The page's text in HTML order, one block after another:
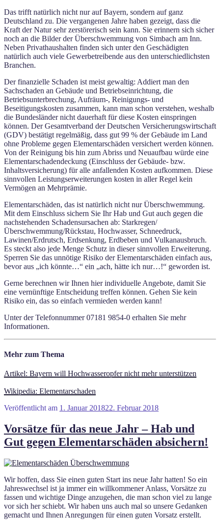
Das trifft natürlich nicht nur auf Bayern, sondern auf ganz
Deutschland zu. Die vergangenen Jahre haben gezeigt, dass die
Kraft der Natur sehr zerstörerisch sein kann. Sie erinnern sich sicher
noch an die Bilder der Überschwemmung von Simbach am Inn.
Neben Privathaushalten finden sich unter den Geschädigten
natürlich auch viele Gewerbetreibende aus den unterschiedlichsten
Branchen.
Der finanzielle Schaden ist meist gewaltig: Addiert man den
Sachschaden an Gebäude und Betriebseinrichtung, die
Betriebsunterbrechung, Aufräum-, Reinigungs- und
Beseitigungskosten zusammen, kann man schon verstehen, weshalb
die Bundesländer nicht dauerhaft für diese Kosten einspringen
können. Der Gesamtverband der Deutschen Versicherungswirtschaft
(GDV) bestätigt regelmäßig, dass gut 99 % der Gebäude im Land
ohne Probleme gegen Elementarschäden versichert werden können.
Von der Reinigung bis hin zum Abriss und Neuaufbau würde eine
Elementarschadendeckung (Einschluss der Gebäude- bzw.
Inhaltsversicherung) für alle anfallenden Kosten aufkommen. Diese
sinnvollen Leistungserweiterungen kosten in aller Regel kein
Vermögen an Mehrprämie.
Elementarschäden, das ist natürlich nicht nur Überschwemmung.
Mit dem Einschluss sichern Sie Ihr Hab und Gut auch gegen die
nachstehenden Schadensursachen ab: Starkregen/
Überschwemmung/Rückstau, Hochwasser, Schneedruck,
Lawinen/Erdrutsch, Erdsenkung, Erdbeben und Vulkanausbruch.
Es steckt also jede Menge Schutz in dieser sinnvollen Erweiterung.
Sperren Sie das unnötige Risiko der Elementarschäden einfach aus,
bevor aus „ich könnte…“ ein „ach, hätte ich nur…!“ geworden ist.
Gerne berechnen wir Ihnen hier individuelle Angebote, damit Sie
eine vernünftige Entscheidung treffen können. Gehen Sie kein
Risiko ein, das so einfach vermieden werden kann!
Unter der Telefonnummer 07181 9854-0 erhalten Sie mehr
Informationen.
Mehr zum Thema
Artikel: Bayern will Hochwasseropfer nicht mehr unterstützen
Wikipedia: Elementarschaden
Veröffentlicht am 1. Januar 201822. Februar 2018
Vorsätze für das neue Jahr – Hab und
Gut gegen Elementarschäden absichern!
Wir hoffen, dass Sie einen guten Start ins neue Jahr hatten! So ein
Jahreswechsel ist ja immer ein willkommener Anlass, Vorsätze zu
fassen und wichtige Dinge anzugehen, die man schon viel zu lange
vor sich her schiebt. Wir haben uns auch mal so unsere Gedanken
gemacht und Ihnen Anregungen für einen guten Vorsatz erstellt.